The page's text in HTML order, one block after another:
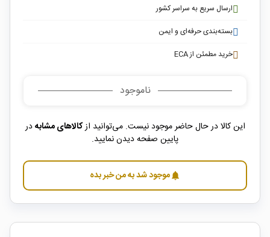
ارسال سریع به سراسر کشور
بسته‌بندی حرفه‌ای و ایمن
خرید مطمئن از ECA
ناموجود
این کالا در حال حاضر موجود نیست. می‌توانید ازکالاهای مشابهدر
پایین صفحه دیدن نمایید.
notificationsموجود شد به من خبر بده